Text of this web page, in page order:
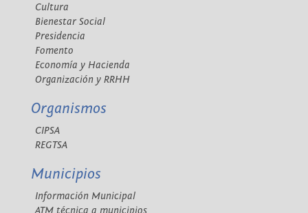
Cultura
Bienestar Social
Presidencia
Fomento
Economía y Hacienda
Organización y RRHH
Organismos
CIPSA
REGTSA
Municipios
Información Municipal
ATM técnica a municipios